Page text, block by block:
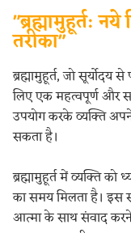
"ब्रह्मामुहूर्त:
तरीका"
ब्रह्मामुहूर्त, जो
लिए एक महत्वपूर्ण और
उपयोग करके व्यक्ति
सकता है।
ब्रह्मामुहूर्त में व्यक्ति
का समय मिलता है। इस
आत्मा के साथ संवाद